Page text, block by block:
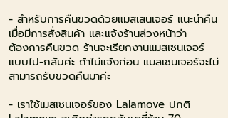
- สำหรับการคืนขวดด้วยแมสเสนเจอร์ แนะนำคืน
เมื่อมีการสั่งสินค้า และแจ้งร้านล่วงหน้าว่า
ต้องการคืนขวด ร้านจะเรียกงานแมสเซนเจอร์
แบบไป-กลับค่ะ ถ้าไม่แจ้งก่อน แมสเซนเจอร์จะไม่
สามารถรับขวดคืนมาค่ะ
- เราใช้เมสเซนเจอร์ของ Lalamove ปกติ